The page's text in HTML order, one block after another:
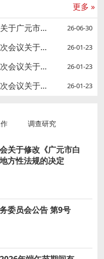
更多 »
广元市人民代表大会常务委员会关于广元市第九届人民代表大会代表名额分配和选举时间的决定
26-06-30
广元市第八届人民代表大会第六次会议关于广元市人民检察院工作报告的决议 26-01-23
广元市第八届人民代表大会第六次会议关于广元市中级人民法院工作报告的决议 26-01-23
广元市第八届人民代表大会第六次会议关于广元市人民代表大会常务委员会工作报告的决议 26-01-23
调查研究
关于修改《广元市白
方性法规的决定
委员会公告 第9号